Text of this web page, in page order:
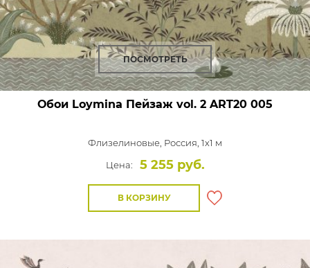
ПОСМОТРЕТЬ
Обои Loymina Пейзаж vol. 2 ART20 005
Флизелиновые, Россия, 1x1 м
Цена:
5 255 руб.
В КОРЗИНУ